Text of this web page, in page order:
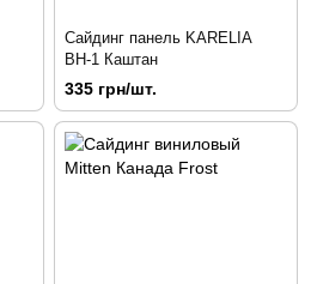
Сайдинг панель KARELIA
ВН-1 Каштан
335 грн/шт.